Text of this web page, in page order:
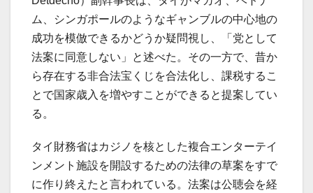
ム、シンガポールのようなギャンブルの中心地の
成功を模倣できるかどうか疑問視し、「党として
法案に同意しない」と述べた。その一方で、昔か
ら存在する非合法宝くじを合法化し、課税するこ
とで国家歳入を増やすことができると提案してい
る。
タイ財務省はカジノを核とした複合エンターテイ
ンメント施設を開設するための法律の草案をすで
に作り終えたと言われている。法案は公聴会を経